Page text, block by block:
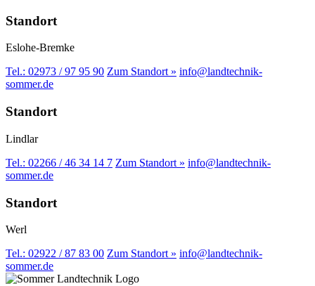
Standort
Eslohe-Bremke
Tel.: 02973 / 97 95 90 Zum Standort » info@landtechnik-
sommer.de
Standort
Lindlar
Tel.: 02266 / 46 34 14 7 Zum Standort » info@landtechnik-
sommer.de
Standort
Werl
Tel.: 02922 / 87 83 00 Zum Standort » info@landtechnik-
sommer.de